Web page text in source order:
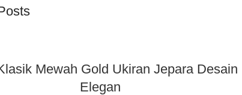
Mewah Gold Ukiran Jepara Desain
Elegan